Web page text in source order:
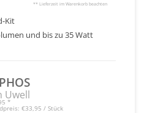
** Lieferzeit im Warenkorb beachten
Kit
und bis zu 35 Watt
Uwell
*
€33,95 / Stück